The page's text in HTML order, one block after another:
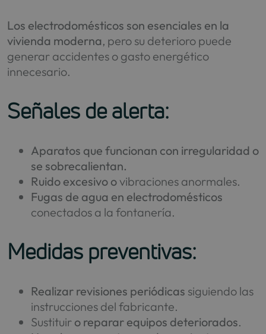
Los electrodomésticos son esenciales en la
vivienda moderna, pero su deterioro puede
generar accidentes o gasto energético
innecesario.
Señales de alerta:
Aparatos que funcionan con irregularidad o
se sobrecalientan.
Ruido excesivo ovibraciones anormales.
Fugas de agua en electrodomésticos
conectados a la fontanería.
Medidas preventivas:
Realizar revisiones periódicas siguiendo las
instrucciones del fabricante.
Sustituir o reparar equipos deteriorados.